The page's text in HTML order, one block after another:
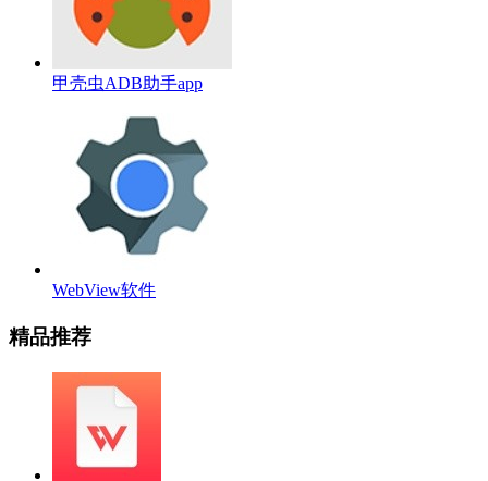
甲壳虫ADB助手app
WebView软件
精品推荐